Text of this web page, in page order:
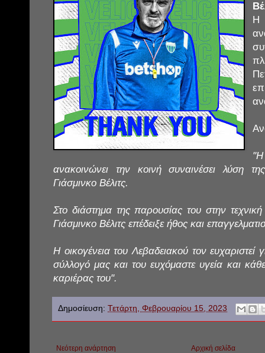
Η
ανακοινώνει την κοινή συναινέσει λύση
Γιάσμινκο Βέλιτς.⁣
Στο διάστημα της παρουσίας του στην
Γιάσμινκο Βέλιτς επέδειξε ήθος και
Η οικογένεια του Λεβαδειακού τον
σύλλογό μας και του ευχόμαστε υγεία και
καριέρας του".
Δημοσίευση: Τετάρτη, Φεβρουαρίου 15, 2023
Νεότερη ανάρτηση Αρχική σελίδα